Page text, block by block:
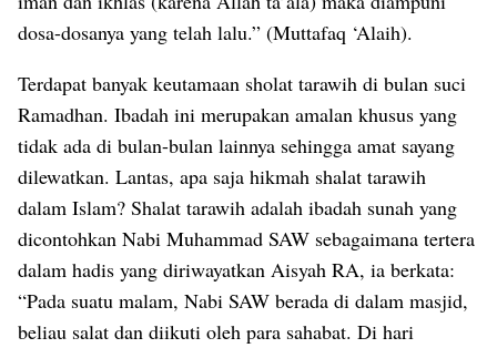
dosa-dosanya yang telah lalu.” (Muttafaq ‘Alaih).
Terdapat banyak keutamaan sholat tarawih di bulan suci
Ramadhan. Ibadah ini merupakan amalan khusus yang
tidak ada di bulan-bulan lainnya sehingga amat sayang
dilewatkan. Lantas, apa saja hikmah shalat tarawih
dalam Islam? Shalat tarawih adalah ibadah sunah yang
dicontohkan Nabi Muhammad SAW sebagaimana tertera
dalam hadis yang diriwayatkan Aisyah RA, ia berkata:
“Pada suatu malam, Nabi SAW berada di dalam masjid,
beliau salat dan diikuti oleh para sahabat. Di hari